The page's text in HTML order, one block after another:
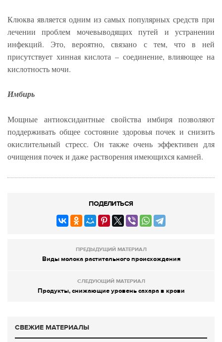
Клюква является одним из самых популярных средств при
лечении проблем мочевыводящих путей и устранении
инфекций. Это, вероятно, связано с тем, что в ней
присутствует хинная кислота – соединение, влияющее на
кислотность мочи.
Имбирь
Мощные антиоксидантные свойства имбиря позволяют
поддерживать общее состояние здоровья почек и снизить
окислительный стресс. Он также очень эффективен для
очищения почек и даже растворения имеющихся камней.
ПОДЕЛИТЬСЯ
ПРЕДЫДУЩИЙ МАТЕРИАЛ
Виды молока растительного происхождения
СЛЕДУЮЩИЙ МАТЕРИАЛ
Продукты, снижающие уровень сахара в крови
СВЕЖИЕ МАТЕРИАЛЫ